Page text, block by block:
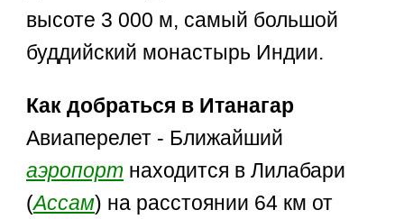
высоте 3 000 м, самый большой
буддийский монастырь Индии.
Как добраться в Итанагар
Авиаперелет - Ближайший
аэропорт находится в Лилабари
(Ассам) на расстоянии 64 км от